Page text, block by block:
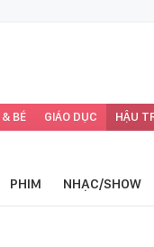
& BÉ GIÁO DỤC HẬU
PHIM NHẠC/SHOW